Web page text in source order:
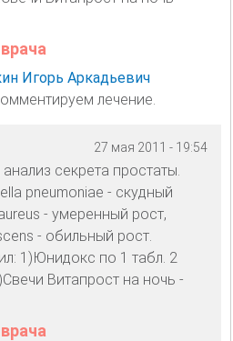
Игорь Аркадьевич
лечение.
27 мая 2011 - 19:54
секрета простаты.
pneumoniae - скудный
- умеренный рост,
- обильный рост.
1)Юнидокс по 1 табл. 2
Витапрост на ночь -